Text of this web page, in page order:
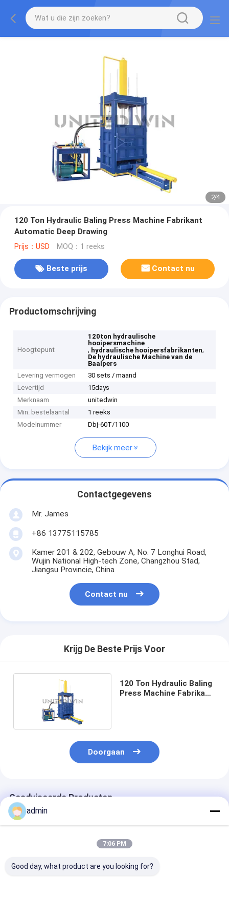
2/4
120 Ton Hydraulic Baling Press Machine Fabrikant
Automatic Deep Drawing
Prijs：USD MOQ：1 reeks
Beste prijs Contact nu
Productomschrijving
Hoogtepunt
120ton hydraulische
hooipersmachine
, hydraulische hooipersfabrikanten,
De hydraulische Machine van de
Baalpers
Levering vermogen
30 sets / maand
Levertijd
15days
Merknaam
unitedwin
Min. bestelaantal
1 reeks
Modelnummer
Dbj-60T/1100
Bekijk meer
Contactgegevens
Mr. James
+86 13775115785
Kamer 201 & 202, Gebouw A, No. 7 Longhui Road,
Wujin National High-tech Zone, Changzhou Stad,
Jiangsu Provincie, China
Contact nu
Krijg De Beste Prijs Voor
120 Ton Hydraulic Baling
Press Machine Fabrikant
Doorgaan
Geadviseerde Producten
admin
7:06 PM
Good day, what product are you looking for?